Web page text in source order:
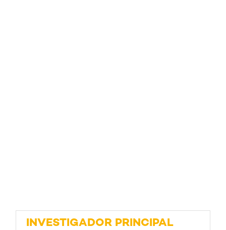
INVESTIGADOR PRINCIPAL